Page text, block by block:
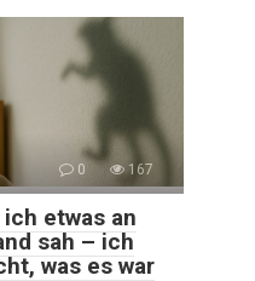
0 167
etwas an
sah – ich
was es war